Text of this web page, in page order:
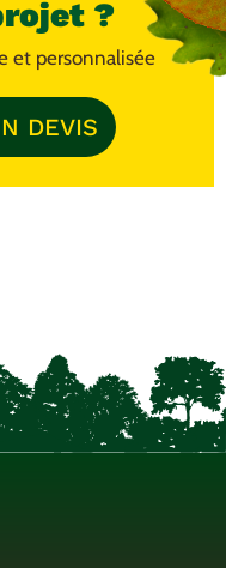
?
et personnalisée
DEVIS